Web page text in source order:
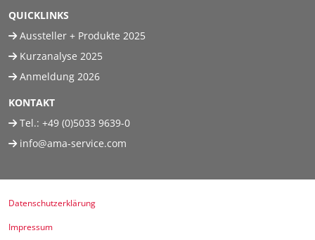
QUICKLINKS
Aussteller + Produkte 2025
Kurzanalyse 2025
Anmeldung 2026
KONTAKT
Tel.: +49 (0)5033 9639-0
info@ama-service.com
Datenschutzerklärung
Impressum